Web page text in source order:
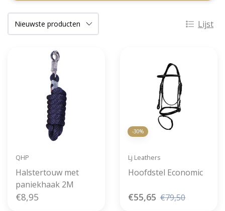
Lijst
QHP
Halstertouw met
paniekhaak 2M
€8,95
-30%
Lj Leathers
Hoofdstel Economic
€55,65 €79,50